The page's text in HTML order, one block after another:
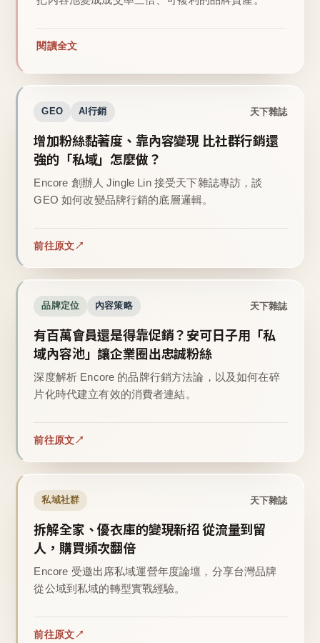
閱讀全文
GEO AI行銷 天下雜誌
增加粉絲黏著度、靠內容變現 比社群行銷還
強的「私域」怎麼做？
Encore 創辦人 Jingle Lin 接受天下雜誌專訪，談
GEO 如何改變品牌行銷的底層邏輯。
前往原文
品牌定位 內容策略 天下雜誌
有百萬會員還是得靠促銷？安可日子用「私
域內容池」讓企業圈出忠誠粉絲
深度解析 Encore 的品牌行銷方法論，以及如何在碎
片化時代建立有效的消費者連結。
前往原文
私域社群 天下雜誌
拆解全家、優衣庫的變現新招 從流量到留
人，購買頻次翻倍
Encore 受邀出席私域運營年度論壇，分享台灣品牌
從公域到私域的轉型實戰經驗。
前往原文